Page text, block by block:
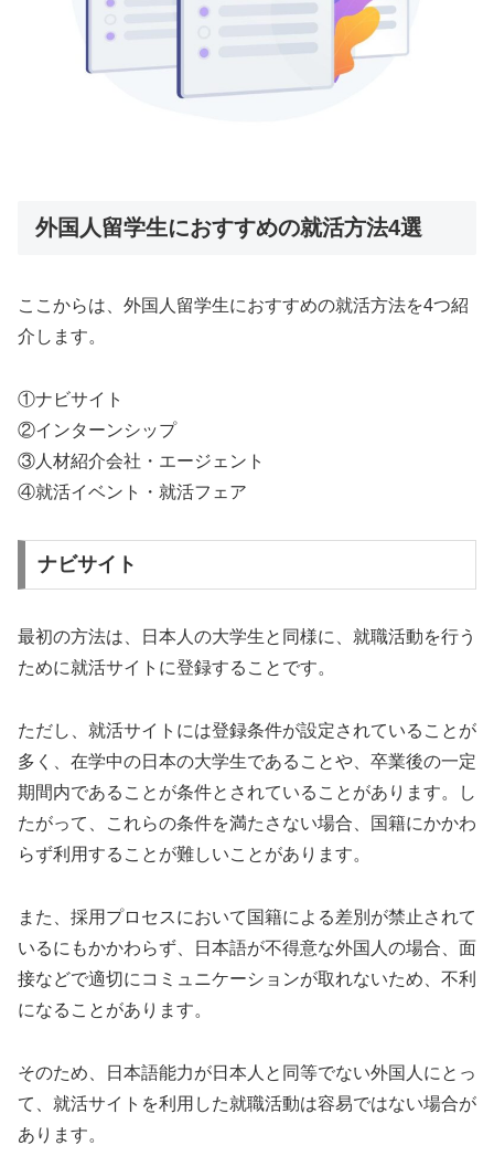
外国人留学生におすすめの就活方法4選
ここからは、外国人留学生におすすめの就活方法を4つ紹
介します。
①ナビサイト
②インターンシップ
③人材紹介会社・エージェント
④就活イベント・就活フェア
ナビサイト
最初の方法は、日本人の大学生と同様に、就職活動を行う
ために就活サイトに登録することです。
ただし、就活サイトには登録条件が設定されていることが
多く、在学中の日本の大学生であることや、卒業後の一定
期間内であることが条件とされていることがあります。し
たがって、これらの条件を満たさない場合、国籍にかかわ
らず利用することが難しいことがあります。
また、採用プロセスにおいて国籍による差別が禁止されて
いるにもかかわらず、日本語が不得意な外国人の場合、面
接などで適切にコミュニケーションが取れないため、不利
になることがあります。
そのため、日本語能力が日本人と同等でない外国人にとっ
て、就活サイトを利用した就職活動は容易ではない場合が
あります。